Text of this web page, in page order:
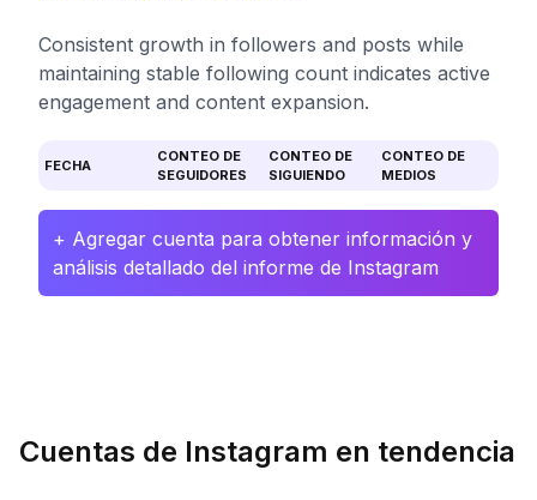
Consistent growth in followers and posts while
maintaining stable following count indicates active
engagement and content expansion.
FECHA
CONTEO DE
SEGUIDORES
CONTEO DE
SIGUIENDO
CONTEO DE
MEDIOS
+ Agregar cuenta para obtener información y
análisis detallado del informe de Instagram
Cuentas de Instagram en tendencia